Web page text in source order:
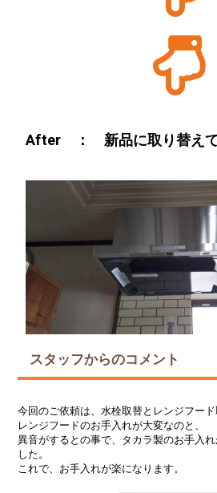
After ： 新品に取り替えて
スタッフからのコメント
今回のご依頼は、水栓取替とレンジフード
レンジフードのお手入れが大変なのと、
異音がするとの事で、タカラ製のお手入
した。
これで、お手入れが楽になります。